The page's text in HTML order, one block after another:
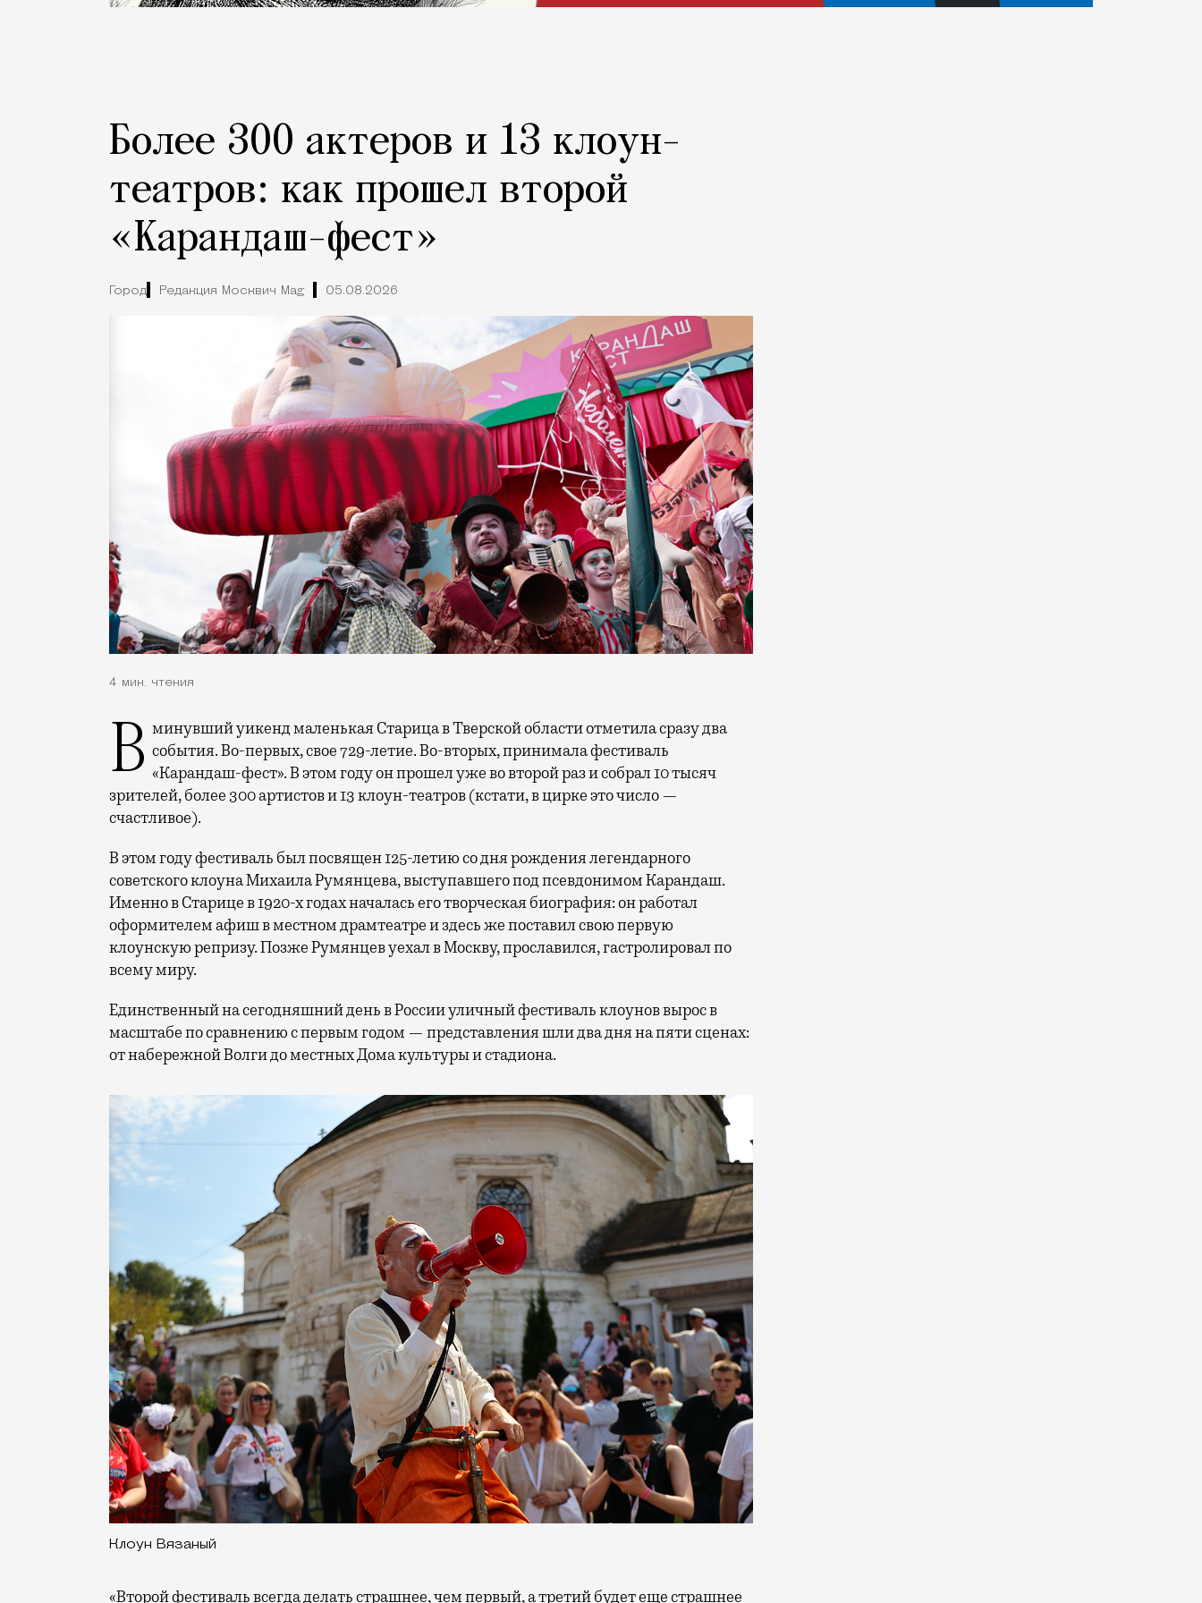
Более 300 актеров и 13 клоун-
театров: как прошел второй
«Карандаш-фест»
Город Редакция Москвич Mag 05.08.2026
4 мин. чтения
В минувший уикенд маленькая Старица в Тверской области отметила сразу два события. Во-первых, свое 729-летие. Во-вторых, принимала фестиваль
«Карандаш-фест». В этом году он прошел уже во второй раз и собрал 10 тысяч
зрителей, более 300 артистов и 13 клоун-театров (кстати, в цирке это число —
счастливое).
В этом году фестиваль был посвящен 125-летию со дня рождения легендарного
советского клоуна Михаила Румянцева, выступавшего под псевдонимом Карандаш.
Именно в Старице в 1920-х годах началась его творческая биография: он работал
оформителем афиш в местном драмтеатре и здесь же поставил свою первую
клоунскую репризу. Позже Румянцев уехал в Москву, прославился, гастролировал по
всему миру.
Единственный на сегодняшний день в России уличный фестиваль клоунов вырос в
масштабе по сравнению с первым годом — представления шли два дня на пяти сценах:
от набережной Волги до местных Дома культуры и стадиона.
Клоун Вязаный
«Второй фестиваль всегда делать страшнее, чем первый, а третий будет еще страшнее